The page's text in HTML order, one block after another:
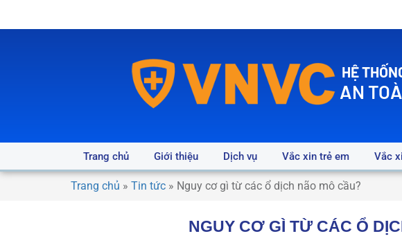
HỆ
AN
Trang chủ Giới thiệu Dịch vụ Vắc xin trẻ em Vắc
Trang chủ » Tin tức » Nguy cơ gì từ các ổ dịch não mô cầu?
NGUY CƠ GÌ TỪ CÁC Ổ